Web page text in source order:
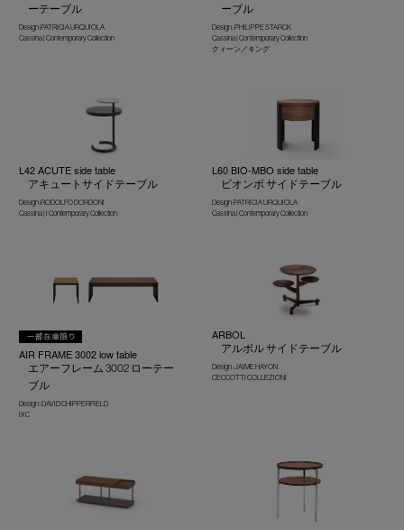
ーテーブル
Design :PATRICIA URQUIOLA
Cassina | Contemporary Collection
ーブル
Design : PHILIPPE STARCK
Cassina | Contemporary Collection
クィーン／キング
L42 ACUTE side table
アキュートサイドテーブル
Design :RODOLFO DORDONI
Cassina | I Contemporary Collection
L60 BIO-MBO side table
ビオンボ サイドテーブル
Design :PATRICIA URQUIOLA
Cassina | Contemporary Collection
AIR FRAME 3002 low table
エアーフレーム 3002 ローテー
ブル
Design : DAVID CHIPPERFIELD
IXC
ARBOL
アルボル サイドテーブル
Design : JAIME HAYON
CECCOTTI COLLEZIONI